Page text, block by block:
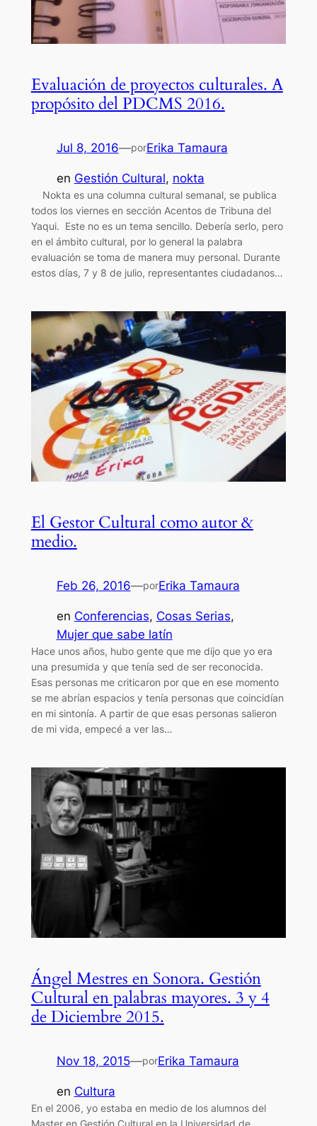
Evaluación de proyectos culturales. A
propósito del PDCMS 2016.
Jul 8, 2016—porErika Tamaura
en Gestión Cultural, nokta
Nokta es una columna cultural semanal, se publica
todos los viernes en sección Acentos de Tribuna del
Yaqui. Este no es un tema sencillo. Debería serlo, pero
en el ámbito cultural, por lo general la palabra
evaluación se toma de manera muy personal. Durante
estos días, 7 y 8 de julio, representantes ciudadanos…
El Gestor Cultural como autor &
medio.
Feb 26, 2016—porErika Tamaura
en Conferencias, Cosas Serias
Mujer que sabe latín
Hace unos años, hubo gente que me dijo que yo era
una presumida y que tenía sed de ser reconocida.
Esas personas me criticaron por que en ese momento
se me abrían espacios y tenía personas que coincidían
en mi sintonía. A partir de que esas personas salieron
de mi vida, empecé a ver las…
Ángel Mestres en Sonora. Gestión
Cultural en palabras mayores. 3 y 4
de Diciembre 2015.
Nov 18, 2015—porErika Tamaura
en Cultura
En el 2006, yo estaba en medio de los alumnos del
Master en Gestión Cultural en la Universidad de